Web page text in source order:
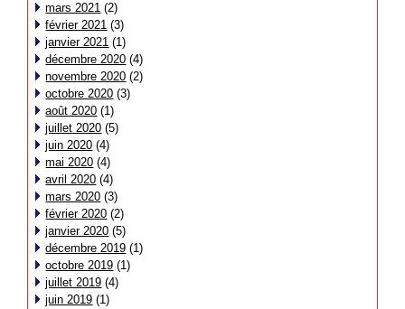
mars 2021 (2)
février 2021 (3)
janvier 2021 (1)
décembre 2020 (4)
novembre 2020 (2)
octobre 2020 (3)
août 2020 (1)
juillet 2020 (5)
juin 2020 (4)
mai 2020 (4)
avril 2020 (4)
mars 2020 (3)
février 2020 (2)
janvier 2020 (5)
décembre 2019 (1)
octobre 2019 (1)
juillet 2019 (4)
juin 2019 (1)